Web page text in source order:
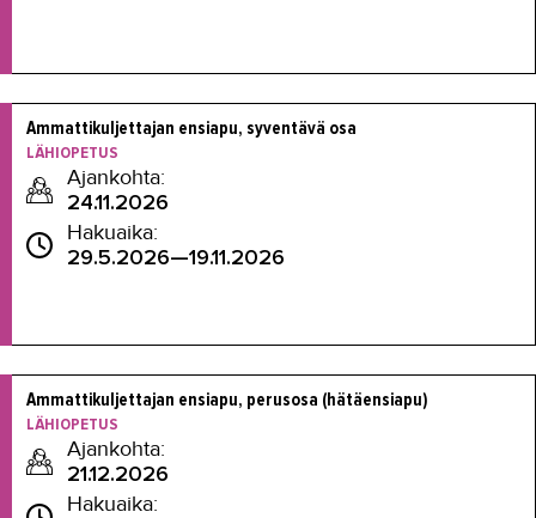
Ammattikuljettajan ensiapu, syventävä osa
LÄHIOPETUS
Ajankohta:
24.11.2026
Hakuaika:
29.5.2026—19.11.2026
Ammattikuljettajan ensiapu, perusosa (hätäensiapu)
LÄHIOPETUS
Ajankohta:
21.12.2026
Hakuaika: